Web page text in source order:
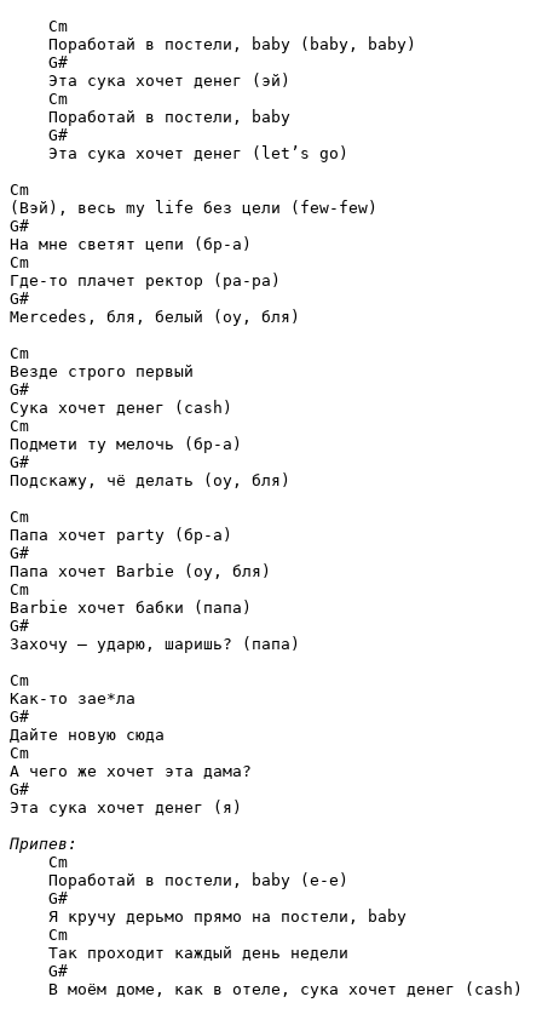
Cm
    Поработай в постели, baby (baby, baby)
G#
    Эта сука хочет денег (эй)
Cm
    Поработай в постели, baby
G#
    Эта сука хочет денег (let’s go)
Cm
G#
Cm
G#
Mercedes, бля, белый (оу, бля)
Cm
G#
Cm
G#
Подскажу, чё делать (оу, бля)
Cm
G#
Cm
G#
Захочу — ударю, шаришь? (папа)
Cm
G#
Cm
G#
Эта сука хочет денег (я)
Припев:
Cm
    Поработай в постели, baby (е-е)
G#
    Я кручу дерьмо прямо на постели, baby
Cm
    Так проходит каждый день недели
G#
    В моём доме, как в отеле, сука хочет денег (cash)